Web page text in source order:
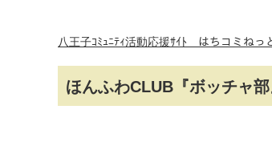
八王子ｺﾐｭﾆﾃｨ活動応援ｻｲﾄ はちコミねっ
ほんふわCLUB『ボッチャ部